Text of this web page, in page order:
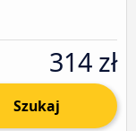
314 zł
Szukaj